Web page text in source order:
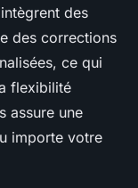
des
des corrections
ce qui
flexibilité
assure une
importe votre